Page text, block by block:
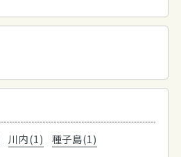
川内(1) 種子島(1)